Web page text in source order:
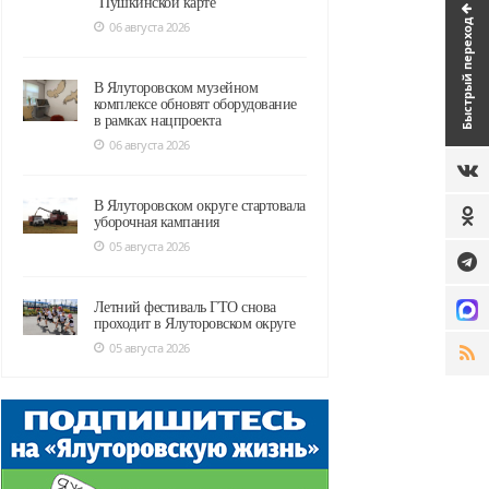
Быстрый переход
06 августа 2026
В Ялуторовском музейном
комплексе обновят оборудование
в рамках нацпроекта
06 августа 2026
В Ялуторовском округе стартовала
уборочная кампания
05 августа 2026
Летний фестиваль ГТО снова
проходит в Ялуторовском округе
05 августа 2026